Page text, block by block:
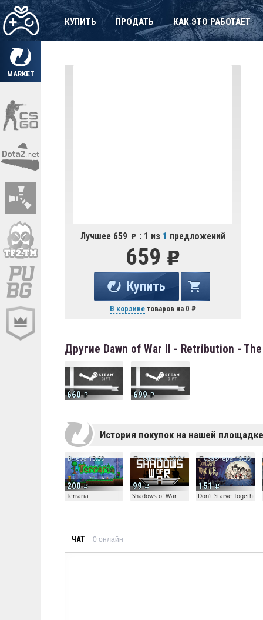
MARKET
КУПИТЬ ПРОДАТЬ КАК ЭТО РАБОТАЕТ
Лучшее 659 : 1 из 1 предложений
659
Купить
В корзинетоваров на 0
Другие Dawn of War II - Retribution -
660 699
История покупок на нашей площадке
200
Вчера 13:50
Terraria
99
Позавчера 20:04
Shadows of War
151
Позавчера 19:30
Don't Starve Together
ЧАТ 0 онлайн